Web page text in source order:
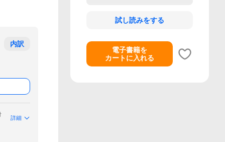
内訳
詳細
試し読みをする
電子書籍を
カートに入れる